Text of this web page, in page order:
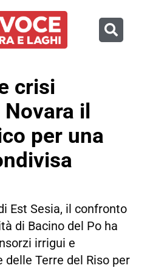
crisi
il
per una
Est Sesia, il confronto
di Bacino del Po ha
irrigui e
Terre del Riso per